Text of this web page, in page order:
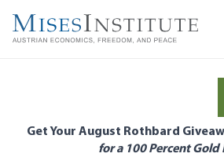
main
Get Your August Rothbard
for a 100 Percent Gold